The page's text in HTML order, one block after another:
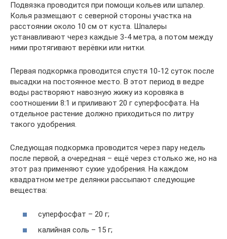
Подвязка проводится при помощи кольев или шпалер.
Колья размещают с северной стороны участка на
расстоянии около 10 см от куста. Шпалеры
устанавливают через каждые 3-4 метра, а потом между
ними протягивают верёвки или нитки.
Первая подкормка проводится спустя 10-12 суток после
высадки на постоянное место. В этот период в ведре
воды растворяют навозную жижу из коровяка в
соотношении 8:1 и приливают 20 г суперфосфата. На
отдельное растение должно приходиться по литру
такого удобрения.
Следующая подкормка проводится через пару недель
после первой, а очередная – ещё через столько же, но на
этот раз применяют сухие удобрения. На каждом
квадратном метре делянки рассыпают следующие
вещества:
суперфосфат – 20 г;
калийная соль – 15 г;